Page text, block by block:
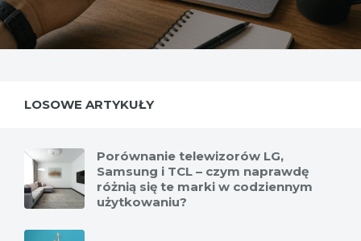
LOSOWE ARTYKUŁY
Porównanie telewizorów LG,
Samsung i TCL – czym naprawdę
różnią się te marki w codziennym
użytkowaniu?